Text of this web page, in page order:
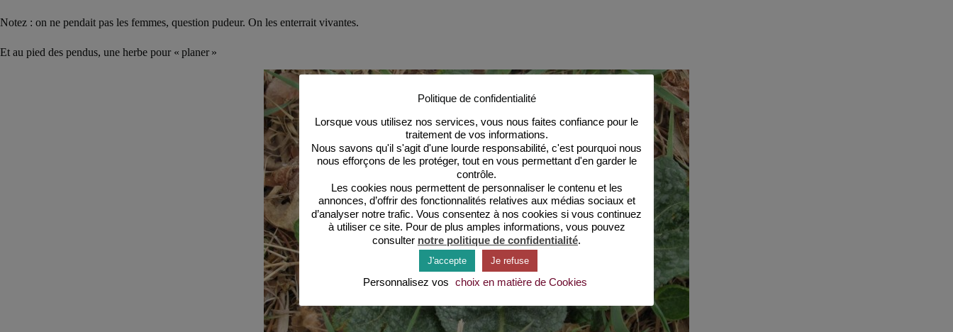
Notez : on ne pendait pas les femmes, question pudeur. On les enterrait vivantes.
Et au pied des pendus, une herbe pour « planer »
Politique de confidentialité
Lorsque vous utilisez nos services, vous nous faites confiance pour le
traitement de vos informations.
Nous savons qu'il s'agit d'une lourde responsabilité, c'est pourquoi nous
nous efforçons de les protéger, tout en vous permettant d'en garder le
contrôle.
Les cookies nous permettent de personnaliser le contenu et les
annonces, d’offrir des fonctionnalités relatives aux médias sociaux et
d’analyser notre trafic. Vous consentez à nos cookies si vous continuez
à utiliser ce site. Pour de plus amples informations, vous pouvez
consulter notre politique de confidentialité.
J'accepte Je refuse
Personnalisez vos choix en matière de Cookies